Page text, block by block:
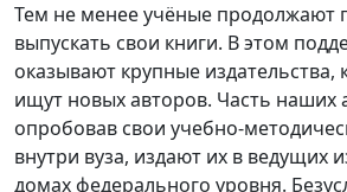
Тем не менее учёные продолжают
выпускать свои книги. В этом
оказывают крупные издательства,
ищут новых авторов. Часть наших
опробовав свои учебно-
внутри вуза, издают их в ведущих
домах федерального уровня.